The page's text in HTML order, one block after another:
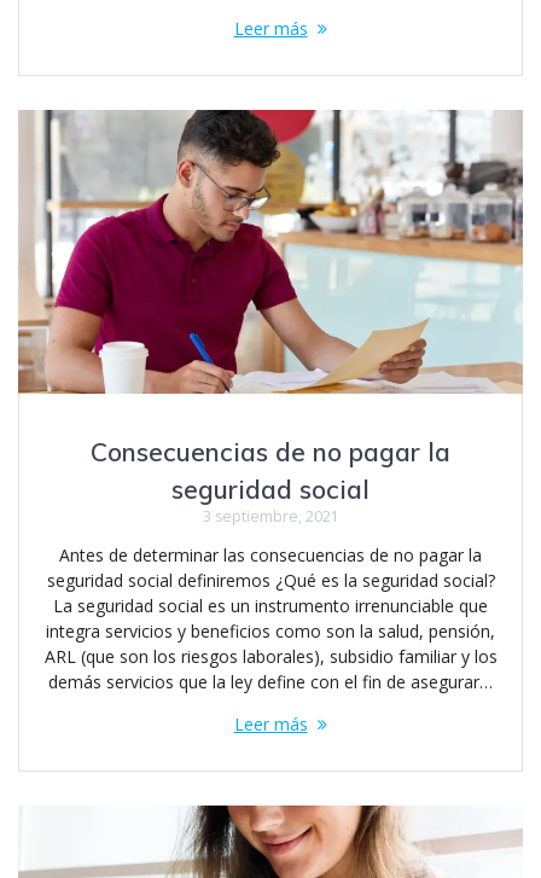
Leer más
Consecuencias de no pagar la
seguridad social
3 septiembre, 2021
Antes de determinar las consecuencias de no pagar la
seguridad social definiremos ¿Qué es la seguridad social?
La seguridad social es un instrumento irrenunciable que
integra servicios y beneficios como son la salud, pensión,
ARL (que son los riesgos laborales), subsidio familiar y los
demás servicios que la ley define con el fin de asegurar…
Leer más